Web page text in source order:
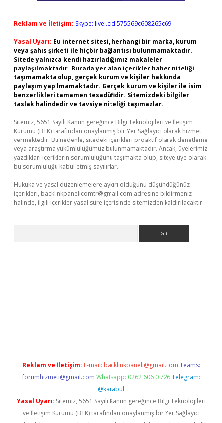
Reklam ve İletişim: Skype: live:.cid.575569c608265c69
Yasal Uyarı: Bu internet sitesi, herhangi bir marka, kurum
veya şahıs şirketi ile hiçbir bağlantısı bulunmamaktadır.
Sitede yalnızca kendi hazırladığımız makaleler
paylaşılmaktadır. Burada yer alan içerikler haber niteliği
taşımamakta olup, gerçek kurum ve kişiler hakkında
paylaşım yapılmamaktadır. Gerçek kurum ve kişiler ile isim
benzerlikleri tamamen tesadüfidir. Sitemizdeki bilgiler
taslak halindedir ve tavsiye niteliği taşımazlar.
Sitemiz, 5651 Sayılı Kanun gereğince Bilgi Teknolojileri ve İletişim
Kurumu (BTK) tarafından onaylanmış bir Yer Sağlayıcı olarak hizmet
vermektedir. Bu nedenle, sitedeki içerikleri proaktif olarak denetleme
veya araştırma yükümlülüğümüz bulunmamaktadır. Ancak, üyelerimiz
yazdıkları içeriklerin sorumluluğunu taşımakta olup, siteye üye olarak
bu sorumluluğu kabul etmiş sayılırlar.
Hukuka ve yasal düzenlemelere aykırı olduğunu düşündüğünüz
içerikleri, backlinkpanelicomtr@gmail.com adresine bildirmeniz
halinde, ilgili içerikler yasal süre içerisinde sitemizden kaldırılacaktır.
Reklam ve İletişim: E-mail: backlinkpaneli@gmail.com Teams:
forumhizmeti@gmail.com Whatsapp: 0262 606 0 726 Telegram:
@karabul
Yasal Uyarı: Sitemiz, 5651 Sayılı Kanun gereğince Bilgi Teknolojileri
ve İletişim Kurumu (BTK) tarafından onaylanmış bir Yer Sağlayıcı